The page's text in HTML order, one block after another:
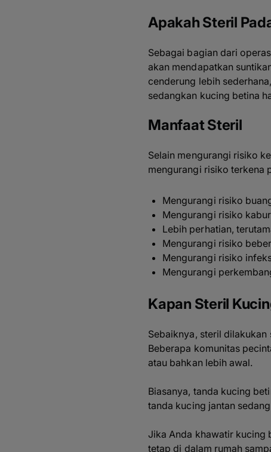
Apakah Steril
Sebagai bagian dari
akan mendapatkan
cenderung lebih
sedangkan kucing betina
Manfaat Steril
Selain mengurangi risiko
mengurangi risiko terkena
Mengurangi risiko
Mengurangi risiko
Lebih perhatian,
Mengurangi risiko
Mengurangi risiko
Mengurangi
Kapan Steril
Sebaiknya, steril
Beberapa komunitas
atau bahkan lebih awal.
Biasanya, tanda kucing
tanda kucing jantan
Jika Anda khawatir kucing
tetap di dalam rumah